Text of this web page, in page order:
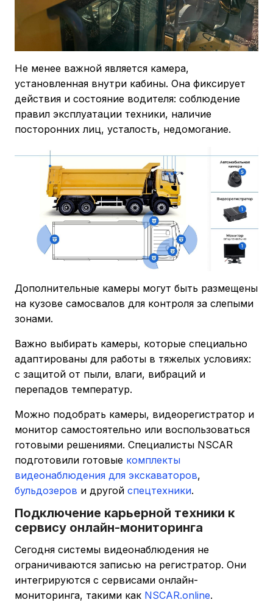
Не менее важной является камера,
установленная внутри кабины. Она фиксирует
действия и состояние водителя: соблюдение
правил эксплуатации техники, наличие
посторонних лиц, усталость, недомогание.
Дополнительные камеры могут быть размещены
на кузове самосвалов для контроля за слепыми
зонами.
Важно выбирать камеры, которые специально
адаптированы для работы в тяжелых условиях:
с защитой от пыли, влаги, вибраций и
перепадов температур.
Можно подобрать камеры, видеорегистратор и
монитор самостоятельно или воспользоваться
готовыми решениями. Специалисты NSCAR
подготовили готовые комплекты
видеонаблюдения для экскаваторов,
бульдозеров и другой спецтехники.
Подключение карьерной техники к
сервису онлайн-мониторинга
Сегодня системы видеонаблюдения не
ограничиваются записью на регистратор. Они
интегрируются с сервисами онлайн-
мониторинга, такими как NSCAR.online.